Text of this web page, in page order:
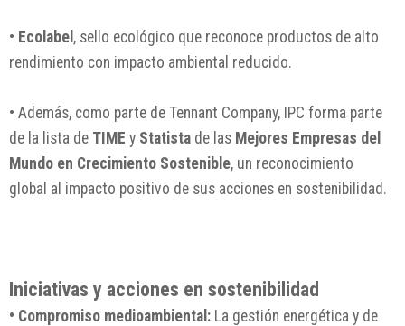
• Ecolabel , sello ecológico que reconoce productos de alto
rendimiento con impacto ambiental reducido.
• Además, como parte de Tennant Company, IPC forma parte
de la lista de TIME y Statista de las Mejores Empresas del
Mundo en Crecimiento Sostenible, un reconocimiento
global al impacto positivo de sus acciones en sostenibilidad.
Iniciativas y acciones en sostenibilidad
• Compromiso medioambiental: La gestión energética y de